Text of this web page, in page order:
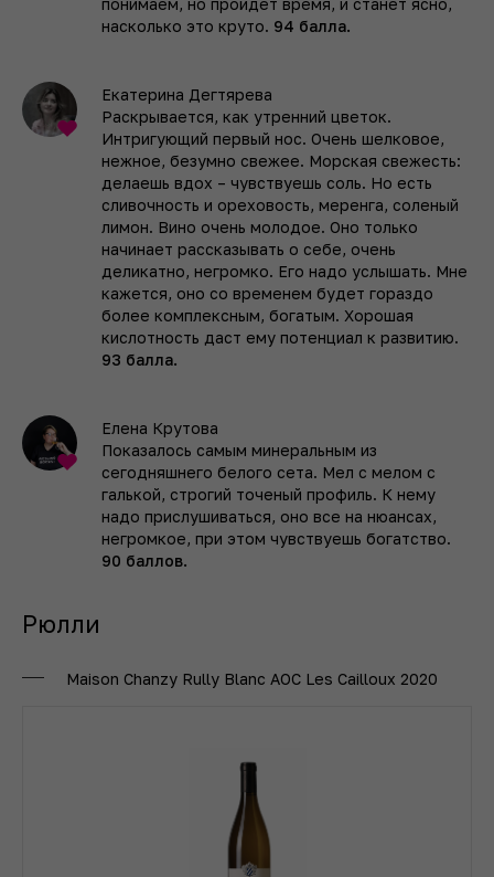
понимаем, но пройдет время, и станет ясно,
насколько это круто. 94 балла.
Екатерина Дегтярева
Раскрывается, как утренний цветок.
Интригующий первый нос. Очень шелковое,
нежное, безумно свежее. Морская свежесть:
делаешь вдох – чувствуешь соль. Но есть
сливочность и ореховость, меренга, соленый
лимон. Вино очень молодое. Оно только
начинает рассказывать о себе, очень
деликатно, негромко. Его надо услышать. Мне
кажется, оно со временем будет гораздо
более комплексным, богатым. Хорошая
кислотность даст ему потенциал к развитию.
93 балла.
Елена Крутова
Показалось самым минеральным из
сегодняшнего белого сета. Мел с мелом с
галькой, строгий точеный профиль. К нему
надо прислушиваться, оно все на нюансах,
негромкое, при этом чувствуешь богатство.
90 баллов.
Рюлли
Maison Chanzy Rully Blanc АОС Les Cailloux 2020